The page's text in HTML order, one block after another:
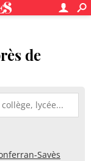
de
Savès